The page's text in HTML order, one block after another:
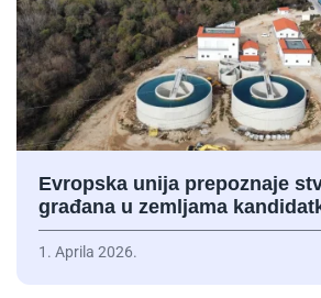
Evropska unija prepoznaje
građana u zemljama
1. Aprila 2026.